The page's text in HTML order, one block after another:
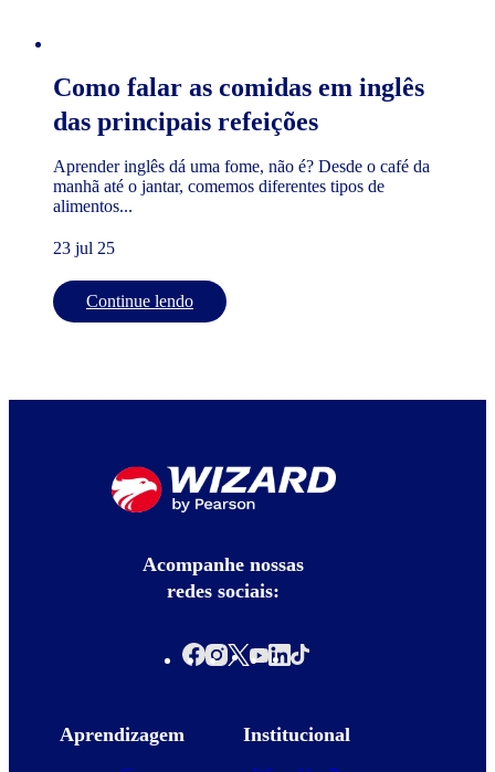
Como falar as comidas em inglês
das principais refeições
Aprender inglês dá uma fome, não é? Desde o café da
manhã até o jantar, comemos diferentes tipos de
alimentos...
23 jul 25
Continue lendo
Acompanhe nossas
redes sociais:
Aprendizagem Institucional